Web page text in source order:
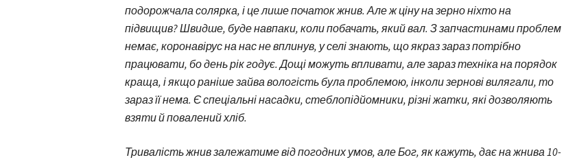
подорожчала солярка, і це лише початок жнив. Але ж ціну на зерно ніхто на
підвищив? Швидше, буде навпаки, коли побачать, який вал. З запчастинами проблем
немає, коронавірус на нас не вплинув, у селі знають, що якраз зараз потрібно
працювати, бо день рік годує. Дощі можуть впливати, але зараз техніка на порядок
краща, і якщо раніше зайва вологість була проблемою, інколи зернові вилягали, то
зараз її нема. Є спеціальні насадки, стеблопідйомники, різні жатки, які дозволяють
взяти й повалений хліб.
Тривалість жнив залежатиме від погодних умов, але Бог, як кажуть, дає на жнива 10-